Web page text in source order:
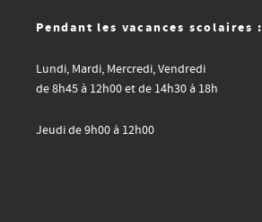
Pendant les vacances scolaires :
Lundi, Mardi, Mercredi, Vendredi
de 8h45 à 12h00 et de 14h30 à 18h
Jeudi de 9h00 à 12h00